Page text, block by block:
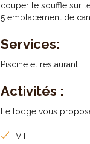
couper le souffle sur
5 emplacement de
Services:
Piscine et restaurant.
Activités :
Le lodge vous
VTT,